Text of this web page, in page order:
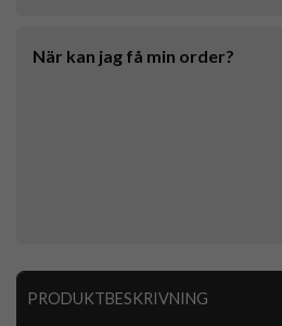
När kan jag få min order?
PRODUKTBESKRIVNING